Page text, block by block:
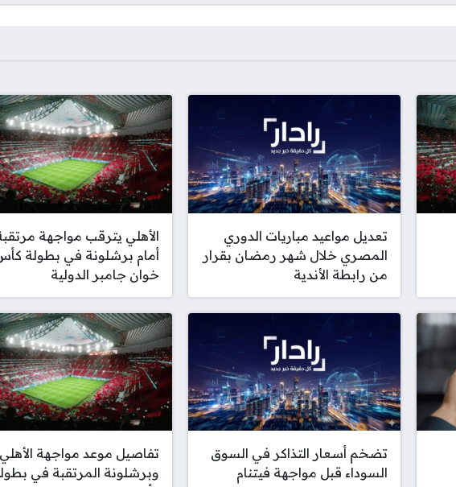
تعديل مواعيد مباريات الدوري
المصري خلال شهر رمضان بقرار
من رابطة الأندية
الأهلي يترقب مواجهة
أمام برشلونة في بطولة
خوان جامبر الدولية
تضخم أسعار التذاكر في السوق
السوداء قبل مواجهة فيتنام
تفاصيل موعد مواجهة الأهلي
وبرشلونة المرتقبة في